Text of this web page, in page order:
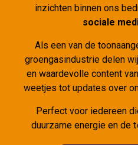
inzichten binnen ons
sociale
Als een van de
groengasindustrie delen
en waardevolle content
weetjes tot updates over
Perfect voor iedereen
duurzame energie en de